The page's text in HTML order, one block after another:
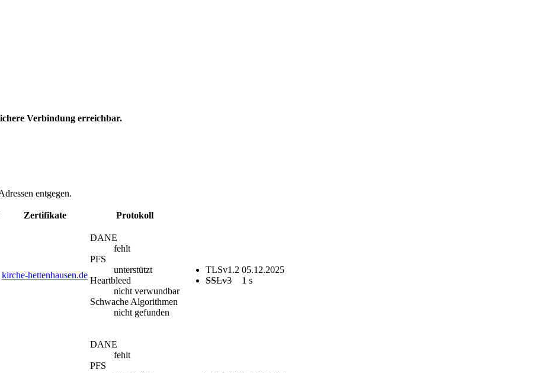
Verbindung erreichbar.
entgegen.
Zertifikate Protokoll
kirche-hettenhausen.de
DANE
fehlt
PFS
unterstützt
Heartbleed
nicht verwundbar
Schwache Algorithmen
nicht gefunden
TLSv1.2
SSLv3
05.12.2025
1 s
DANE
fehlt
PFS